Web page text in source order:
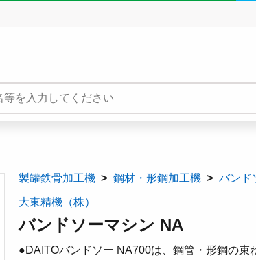
製罐鉄骨加工機 鋼材・形鋼加工機 バンド
大東精機（株）
バンドソーマシン NA
●DAITOバンドソー NA700は、鋼管・形鋼の